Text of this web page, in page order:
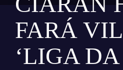
FARÁ
‘LIGA DA